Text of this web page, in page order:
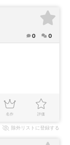
0 0
名作 評価
除外リストに登録する